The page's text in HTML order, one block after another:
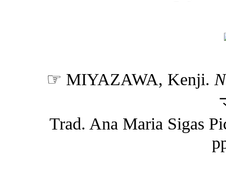
☞ MIYAZAWA, Kenji.
Trad. Ana Maria Sigas